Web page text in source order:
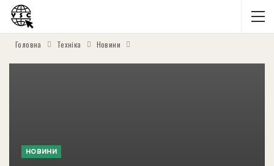
Головна Техніка Новини
НОВИНИ